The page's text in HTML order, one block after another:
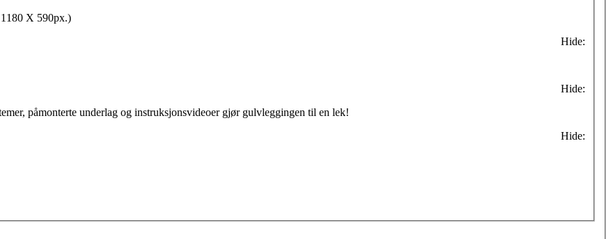
X 590px.)
Hide:
Hide:
påmonterte underlag og instruksjonsvideoer gjør gulvleggingen til en lek!
Hide: